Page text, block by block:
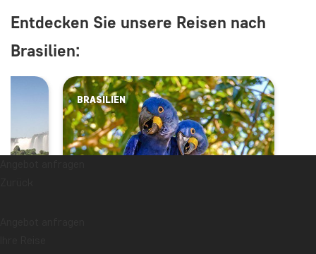
Entdecken Sie unsere Reisen nach
Brasilien:
BRASILIEN